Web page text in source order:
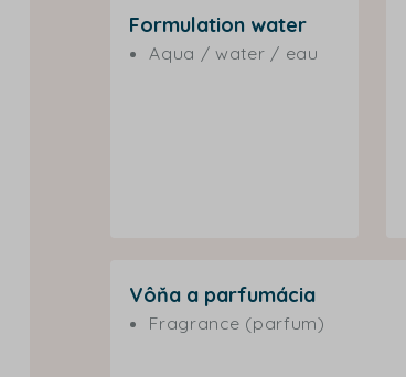
Formulation water
Aqua / water / eau
Vôňa a parfumácia
Fragrance (parfum)